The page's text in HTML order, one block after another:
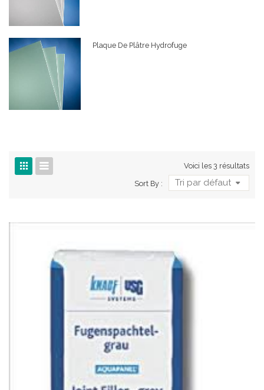
Plaque De Plâtre Hydrofuge
Voici les 3 résultats
Sort By :
Tri par défaut